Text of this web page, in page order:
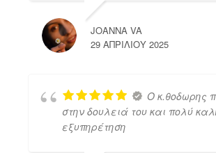
JOANNA VA
29 ΑΠΡΙΛΊΟΥ 2025
Ο κ.θοδωρης
στην δουλειά του και πολύ
εξυπηρέτηση